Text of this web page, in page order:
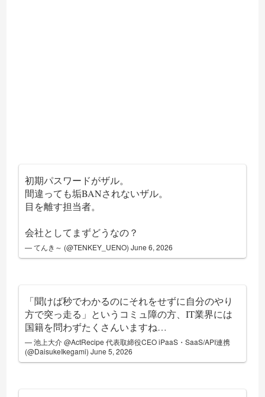
初期パスワードがザル。
間違っても垢BANされないザル。
目を離す担当者。
会社としてまずどうなの？
— てんき～ (@TENKEY_UENO)June 6, 2026
「聞けば秒でわかるのにそれをせずに自分のやり
方で突っ走る」というコミュ障の方、IT業界には
国籍を問わずたくさんいますね…
— 池上大介 @ActRecipe 代表取締役CEO iPaaS・SaaS/API連携
(@DaisukeIkegami)June 5, 2026